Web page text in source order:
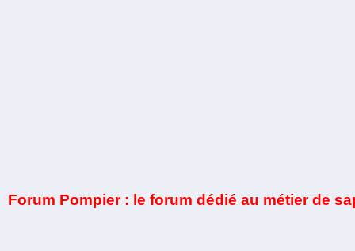
Forum Pompier : le forum dédié au métier de